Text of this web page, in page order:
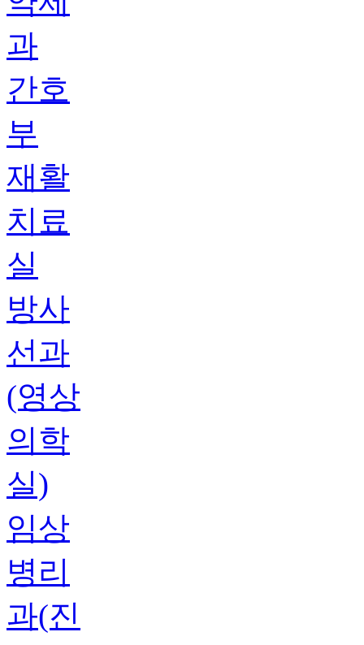
과
간호
부
재활
치료
실
방사
선과
(영상
의학
실)
임상
병리
과(진